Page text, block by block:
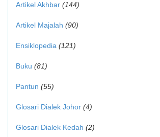
Artikel Akhbar (144)
Artikel Majalah (90)
Ensiklopedia (121)
Buku (81)
Pantun (55)
Glosari Dialek Johor (4)
Glosari Dialek Kedah (2)